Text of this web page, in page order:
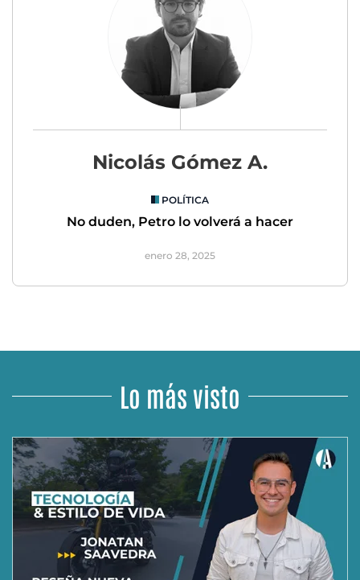
Nicolás Gómez A.
POLÍTICA
No duden, Petro lo volverá a hacer
enero 28, 2025
Lo más visto